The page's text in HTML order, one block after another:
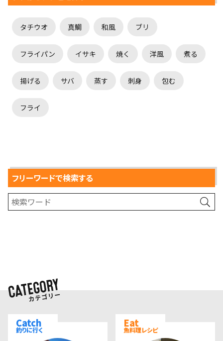
タチウオ 真鯛 和風 ブリ
フライパン イサキ 焼く 洋風 煮る
揚げる サバ 蒸す 刺身 包む
フライ
フリーワードで検索する
Catch
釣りに行く
Eat
魚料理レシピ